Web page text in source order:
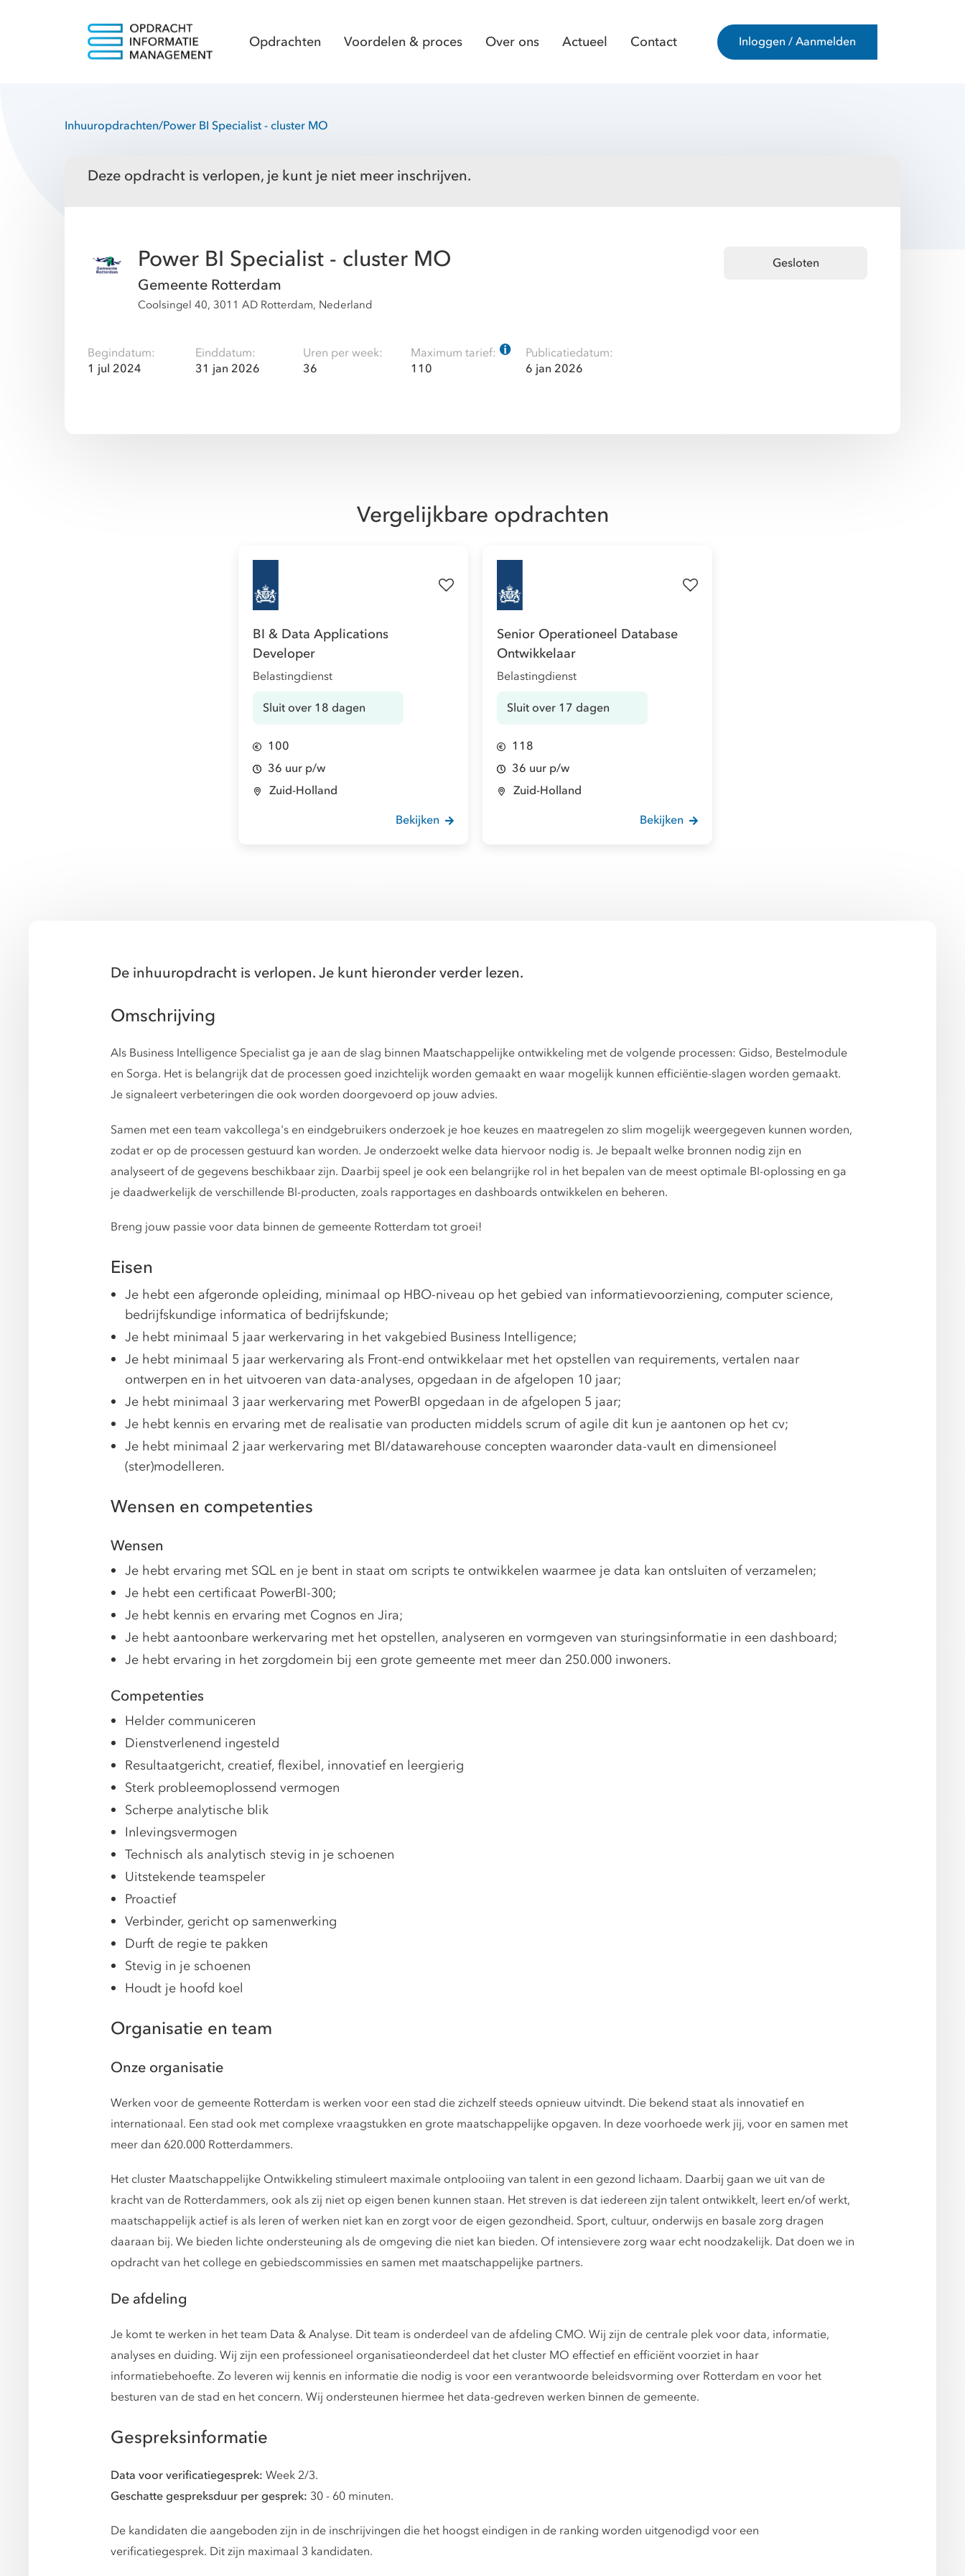
Opdrachten Voordelen & proces Over ons Actueel Contact Inloggen / Aanmelden
Inhuuropdrachten/Power BI Specialist - cluster MO
Deze opdracht is verlopen, je kunt je niet meer inschrijven.
Power BI Specialist - cluster MO
Gemeente Rotterdam
Coolsingel 40, 3011 AD Rotterdam, Nederland
Gesloten
Begindatum:
1 jul 2024
Einddatum:
31 jan 2026
Uren per week:
36
Maximum tarief:
110
Publicatiedatum:
6 jan 2026
Vergelijkbare opdrachten
BI & Data Applications
Developer
Belastingdienst
Sluit over 18 dagen
100
36 uur p/w
Zuid-Holland
Bekijken
Senior Operationeel Database
Ontwikkelaar
Belastingdienst
Sluit over 17 dagen
118
36 uur p/w
Zuid-Holland
Bekijken
De inhuuropdracht is verlopen. Je kunt hieronder verder lezen.
Omschrijving
Als Business Intelligence Specialist ga je aan de slag binnen Maatschappelijke ontwikkeling met de volgende processen: Gidso, Bestelmodule
en Sorga. Het is belangrijk dat de processen goed inzichtelijk worden gemaakt en waar mogelijk kunnen efficiëntie-slagen worden gemaakt.
Je signaleert verbeteringen die ook worden doorgevoerd op jouw advies.
Samen met een team vakcollega's en eindgebruikers onderzoek je hoe keuzes en maatregelen zo slim mogelijk weergegeven kunnen worden,
zodat er op de processen gestuurd kan worden. Je onderzoekt welke data hiervoor nodig is. Je bepaalt welke bronnen nodig zijn en
analyseert of de gegevens beschikbaar zijn. Daarbij speel je ook een belangrijke rol in het bepalen van de meest optimale BI-oplossing en ga
je daadwerkelijk de verschillende Bl-producten, zoals rapportages en dashboards ontwikkelen en beheren.
Breng jouw passie voor data binnen de gemeente Rotterdam tot groei!
Eisen
Je hebt een afgeronde opleiding, minimaal op HBO-niveau op het gebied van informatievoorziening, computer science,
bedrijfskundige informatica of bedrijfskunde;
Je hebt minimaal 5 jaar werkervaring in het vakgebied Business Intelligence;
Je hebt minimaal 5 jaar werkervaring als Front-end ontwikkelaar met het opstellen van requirements, vertalen naar
ontwerpen en in het uitvoeren van data-analyses, opgedaan in de afgelopen 10 jaar;
Je hebt minimaal 3 jaar werkervaring met PowerBI opgedaan in de afgelopen 5 jaar;
Je hebt kennis en ervaring met de realisatie van producten middels scrum of agile dit kun je aantonen op het cv;
Je hebt minimaal 2 jaar werkervaring met BI/datawarehouse concepten waaronder data-vault en dimensioneel
(ster)modelleren.
Wensen en competenties
Wensen
Je hebt ervaring met SQL en je bent in staat om scripts te ontwikkelen waarmee je data kan ontsluiten of verzamelen;
Je hebt een certificaat PowerBI-300;
Je hebt kennis en ervaring met Cognos en Jira;
Je hebt aantoonbare werkervaring met het opstellen, analyseren en vormgeven van sturingsinformatie in een dashboard;
Je hebt ervaring in het zorgdomein bij een grote gemeente met meer dan 250.000 inwoners.
Competenties
Helder communiceren
Dienstverlenend ingesteld
Resultaatgericht, creatief, flexibel, innovatief en leergierig
Sterk probleemoplossend vermogen
Scherpe analytische blik
Inlevingsvermogen
Technisch als analytisch stevig in je schoenen
Uitstekende teamspeler
Proactief
Verbinder, gericht op samenwerking
Durft de regie te pakken
Stevig in je schoenen
Houdt je hoofd koel
Organisatie en team
Onze organisatie
Werken voor de gemeente Rotterdam is werken voor een stad die zichzelf steeds opnieuw uitvindt. Die bekend staat als innovatief en
internationaal. Een stad ook met complexe vraagstukken en grote maatschappelijke opgaven. In deze voorhoede werk jij, voor en samen met
meer dan 620.000 Rotterdammers.
Het cluster Maatschappelijke Ontwikkeling stimuleert maximale ontplooiing van talent in een gezond lichaam. Daarbij gaan we uit van de
kracht van de Rotterdammers, ook als zij niet op eigen benen kunnen staan. Het streven is dat iedereen zijn talent ontwikkelt, leert en/of werkt,
maatschappelijk actief is als leren of werken niet kan en zorgt voor de eigen gezondheid. Sport, cultuur, onderwijs en basale zorg dragen
daaraan bij. We bieden lichte ondersteuning als de omgeving die niet kan bieden. Of intensievere zorg waar echt noodzakelijk. Dat doen we in
opdracht van het college en gebiedscommissies en samen met maatschappelijke partners.
De afdeling
Je komt te werken in het team Data & Analyse. Dit team is onderdeel van de afdeling CMO. Wij zijn de centrale plek voor data, informatie,
analyses en duiding. Wij zijn een professioneel organisatieonderdeel dat het cluster MO effectief en efficiënt voorziet in haar
informatiebehoefte. Zo leveren wij kennis en informatie die nodig is voor een verantwoorde beleidsvorming over Rotterdam en voor het
besturen van de stad en het concern. Wij ondersteunen hiermee het data-gedreven werken binnen de gemeente.
Gespreksinformatie
Data voor verificatiegesprek: Week 2/3.
Geschatte gespreksduur per gesprek: 30 - 60 minuten.
De kandidaten die aangeboden zijn in de inschrijvingen die het hoogst eindigen in de ranking worden uitgenodigd voor een
verificatiegesprek. Dit zijn maximaal 3 kandidaten.